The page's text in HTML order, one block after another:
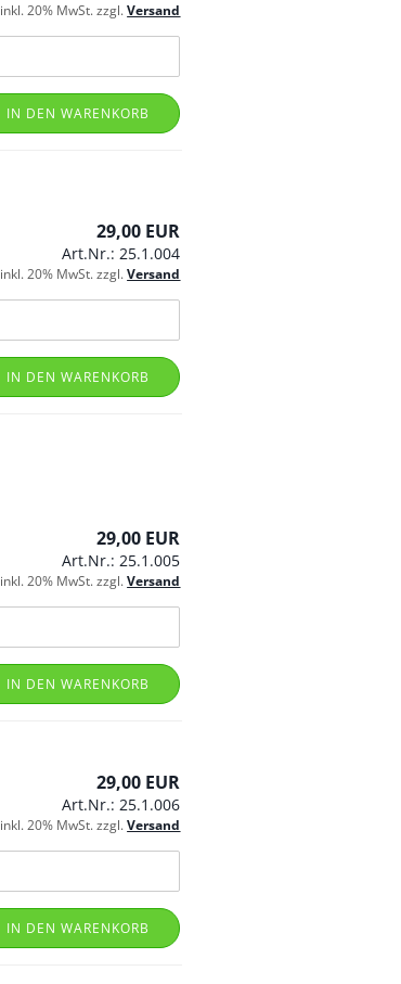
inkl. 20% MwSt. zzgl.Versand
IN DEN WARENKORB
29,00 EUR
Art.Nr.: 25.1.004
inkl. 20% MwSt. zzgl.Versand
IN DEN WARENKORB
29,00 EUR
Art.Nr.: 25.1.005
inkl. 20% MwSt. zzgl.Versand
IN DEN WARENKORB
29,00 EUR
Art.Nr.: 25.1.006
inkl. 20% MwSt. zzgl.Versand
IN DEN WARENKORB